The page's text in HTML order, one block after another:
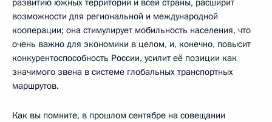
возможности для региональной и международной
кооперации; она стимулирует мобильность населения, что
очень важно для экономики в целом, и, конечно, повысит
конкурентоспособность России, усилит её позиции как
значимого звена в системе глобальных транспортных
маршрутов.
Как вы помните, в прошлом сентябре на совещании